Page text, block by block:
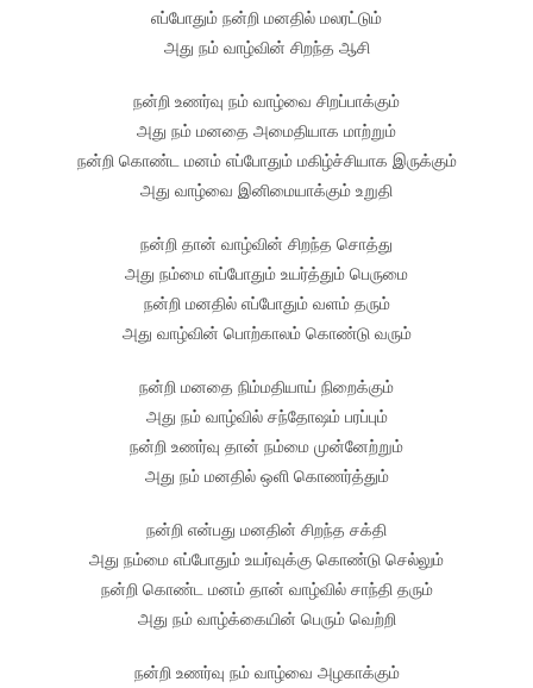
எப்போதும் நன்றி மனதில் மலரட்டும்
அது நம் வாழ்வின் சிறந்த ஆசி
நன்றி உணர்வு நம் வாழ்வை சிறப்பாக்கும்
அது நம் மனதை அமைதியாக மாற்றும்
நன்றி கொண்ட மனம் எப்போதும் மகிழ்ச்சியாக இருக்கும்
அது வாழ்வை இனிமையாக்கும் உறுதி
நன்றி தான் வாழ்வின் சிறந்த சொத்து
அது நம்மை எப்போதும் உயர்த்தும் பெருமை
நன்றி மனதில் எப்போதும் வளம் தரும்
அது வாழ்வின் பொற்காலம் கொண்டு வரும்
நன்றி மனதை நிம்மதியாய் நிறைக்கும்
அது நம் வாழ்வில் சந்தோஷம் பரப்பும்
நன்றி உணர்வு தான் நம்மை முன்னேற்றும்
அது நம் மனதில் ஒளி கொணர்த்தும்
நன்றி என்பது மனதின் சிறந்த சக்தி
அது நம்மை எப்போதும் உயர்வுக்கு கொண்டு செல்லும்
நன்றி கொண்ட மனம் தான் வாழ்வில் சாந்தி தரும்
அது நம் வாழ்க்கையின் பெரும் வெற்றி
நன்றி உணர்வு நம் வாழ்வை அழகாக்கும்